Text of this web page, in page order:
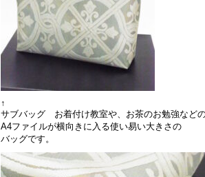
↑
サブバッグ お着付け教室や、お茶のお勉強など
A4ファイルが横向きに入る使い易い大きさの
バッグです。